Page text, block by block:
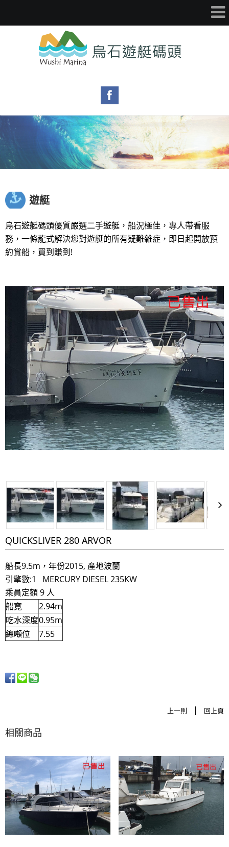
遊艇
烏石遊艇碼頭優質嚴選二手遊艇，船況極佳，專人帶看服
務，一條龍式解決您對遊艇的所有疑難雜症，即日起開放預
約賞船，買到賺到!
QUICKSLIVER 280 ARVOR
船長9.5m，年份2015, 產地波蘭
​引擎數:1 MERCURY DIESEL 235KW
乘員定額 9 人
船寬
2.94m
吃水深度0.95m
總噸位
7.55
上一則 | 回上頁
相關商品